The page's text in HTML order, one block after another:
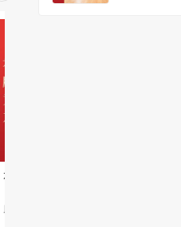
花膠貢丸X4包特價套裝